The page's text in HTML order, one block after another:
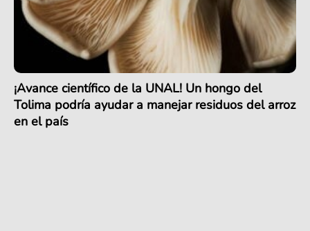
¡Avance científico de la UNAL! Un hongo del
Tolima podría ayudar a manejar residuos del arroz
en el país